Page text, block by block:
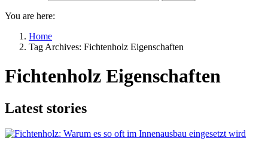
You are here:
Home
Tag Archives: Fichtenholz Eigenschaften
Fichtenholz Eigenschaften
Latest stories